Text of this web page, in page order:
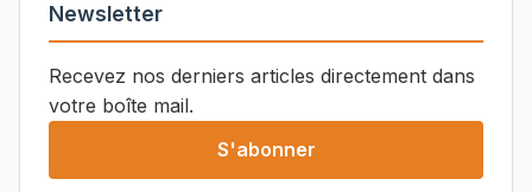
Newsletter
Recevez nos derniers articles directement dans
votre boîte mail.
S'abonner